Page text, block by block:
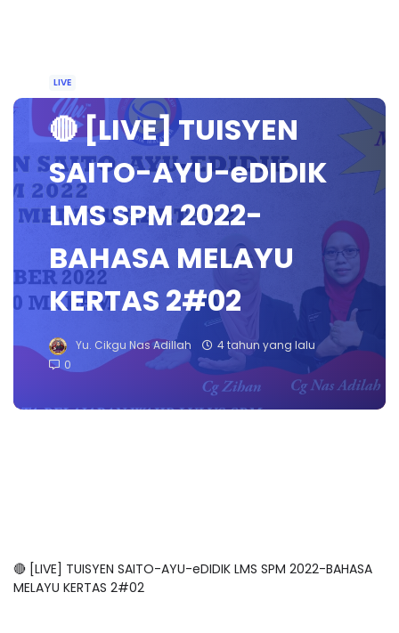
LIVE
🔴 [LIVE] TUISYEN
SAITO-AYU-eDIDIK
LMS SPM 2022-
BAHASA MELAYU
KERTAS 2#02
Yu. Cikgu Nas Adillah
4 tahun yang lalu
0
🔴 [LIVE] TUISYEN SAITO-AYU-eDIDIK LMS SPM 2022-BAHASA
MELAYU KERTAS 2#02